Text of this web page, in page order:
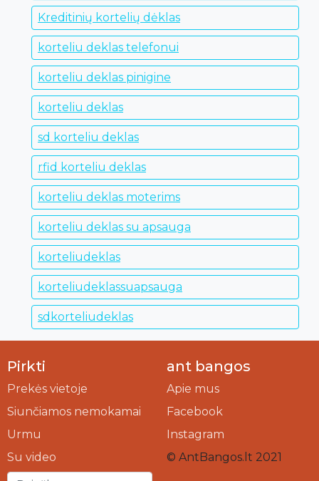
Kreditinių kortelių dėklas
korteliu deklas telefonui
korteliu deklas pinigine
korteliu deklas
sd korteliu deklas
rfid korteliu deklas
korteliu deklas moterims
korteliu deklas su apsauga
korteliudeklas
korteliudeklassuapsauga
sdkorteliudeklas
Pirkti
Prekės vietoje
Siunčiamos nemokamai
Urmu
Su video
ant bangos
Apie mus
Facebook
Instagram
© AntBangos.lt 2021